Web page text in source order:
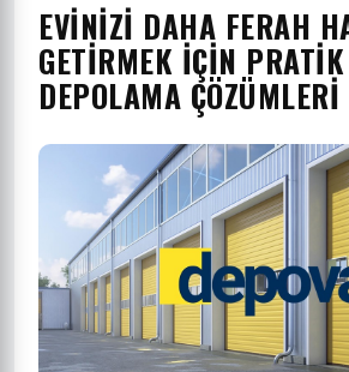
EVINIZI DAHA FERAH
GETIRMEK İÇIN PRATIK
DEPOLAMA ÇÖZÜMLERI